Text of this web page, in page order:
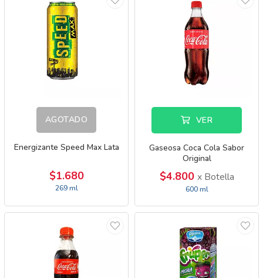
AGOTADO
Energizante Speed Max Lata
$1.680
269 ml
VER
Gaseosa Coca Cola Sabor
Original
$4.800 x Botella
600 ml